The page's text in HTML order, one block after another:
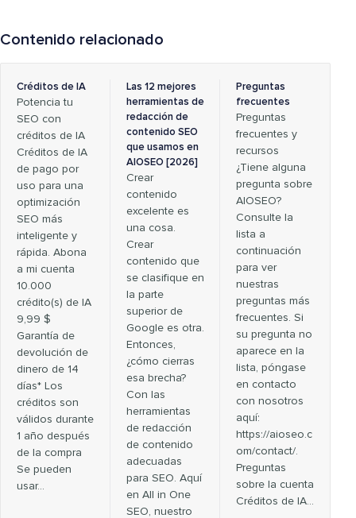
Contenido relacionado
Créditos de IA
Potencia tu
SEO con
créditos de IA
Créditos de IA
de pago por
uso para una
optimización
SEO más
inteligente y
rápida. Abona
a mi cuenta
10.000
crédito(s) de IA
9,99 $
Garantía de
devolución de
dinero de 14
días* Los
créditos son
válidos durante
1 año después
de la compra
Se pueden
usar...
Las 12 mejores
herramientas de
redacción de
contenido SEO
que usamos en
AIOSEO [2026]
Crear
contenido
excelente es
una cosa.
Crear
contenido que
se clasifique en
la parte
superior de
Google es otra.
Entonces,
¿cómo cierras
esa brecha?
Con las
herramientas
de redacción
de contenido
adecuadas
para SEO. Aquí
en All in One
SEO, nuestro
Preguntas
frecuentes
Preguntas
frecuentes y
recursos
¿Tiene alguna
pregunta sobre
AIOSEO?
Consulte la
lista a
continuación
para ver
nuestras
preguntas más
frecuentes. Si
su pregunta no
aparece en la
lista, póngase
en contacto
con nosotros
aquí:
https://aioseo.c
om/contact/.
Preguntas
sobre la cuenta
Créditos de IA…